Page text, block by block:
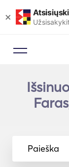
×
Paieška